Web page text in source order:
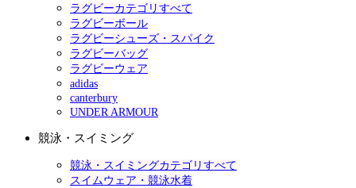
ラグビーカテゴリすべて
ラグビーボール
ラグビーシューズ・スパイク
ラグビーバッグ
ラグビーウェア
adidas
canterbury
UNDER ARMOUR
競泳・スイミング
競泳・スイミングカテゴリすべて
スイムウェア・競泳水着